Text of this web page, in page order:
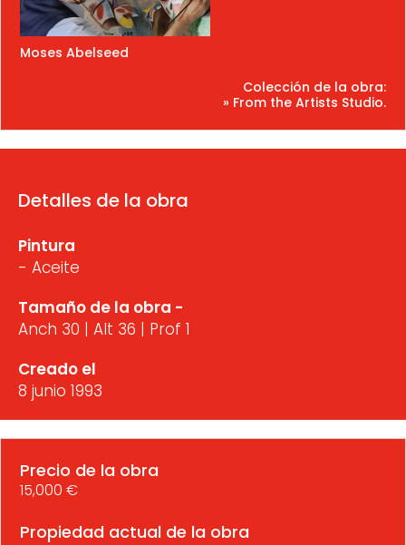
Moses Abelseed
Colección de la obra:
» From the Artists Studio.
Detalles de la obra
Pintura
- Aceite
Tamaño de la obra -
Anch 30 | Alt 36 | Prof 1
Creado el
8 junio 1993
Precio de la obra
15,000 €
Propiedad actual de la obra